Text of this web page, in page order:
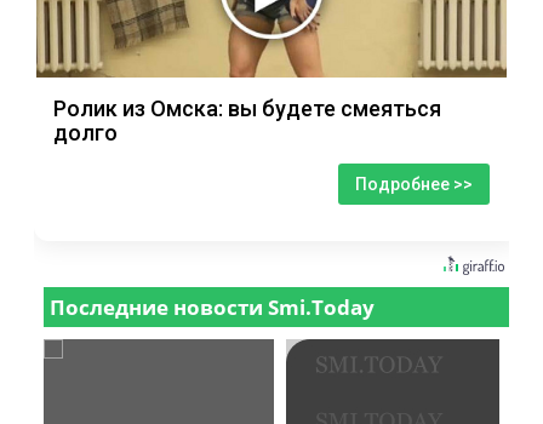
Ролик из Омска: вы будете смеяться
долго
Подробнее >>